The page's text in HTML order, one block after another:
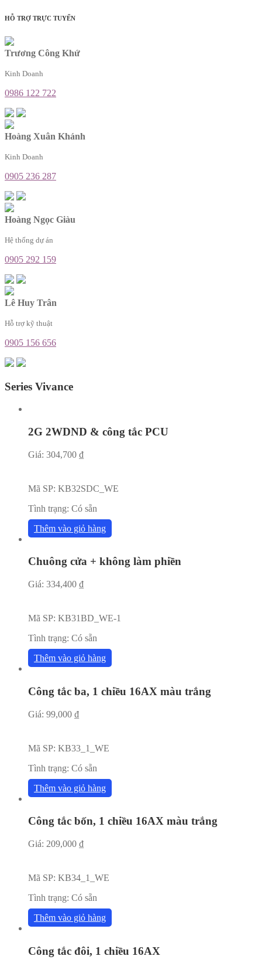
HỖ TRỢ TRỰC TUYẾN
Trương Công Khứ
Kinh Doanh
0986 122 722
Hoàng Xuân Khánh
Kinh Doanh
0905 236 287
Hoàng Ngọc Giàu
Hệ thống dự án
0905 292 159
Lê Huy Trân
Hỗ trợ kỹ thuật
0905 156 656
Series Vivance
2G 2WDND & công tắc PCU
Giá: 304,700 ₫
Mã SP: KB32SDC_WE
Tình trạng: Có sẵn
Thêm vào giỏ hàng
Chuông cửa + không làm phiền
Giá: 334,400 ₫
Mã SP: KB31BD_WE-1
Tình trạng: Có sẵn
Thêm vào giỏ hàng
Công tắc ba, 1 chiều 16AX màu trắng
Giá: 99,000 ₫
Mã SP: KB33_1_WE
Tình trạng: Có sẵn
Thêm vào giỏ hàng
Công tắc bốn, 1 chiều 16AX màu trắng
Giá: 209,000 ₫
Mã SP: KB34_1_WE
Tình trạng: Có sẵn
Thêm vào giỏ hàng
Công tắc đôi, 1 chiều 16AX